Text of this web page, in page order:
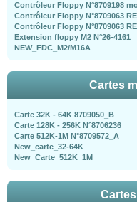
Contrôleur Floppy N°8709198
Contrôleur Floppy N°8709063
Contrôleur Floppy N°8709063
Extension floppy M2 N°26-4161
NEW_FDC_M2/M16A
Cartes
Carte 32K - 64K 8709050_B
Carte 128K - 256K N°8706236
Carte 512K-1M N°8709572_A
New_carte_32-64K
New_Carte_512K_1M